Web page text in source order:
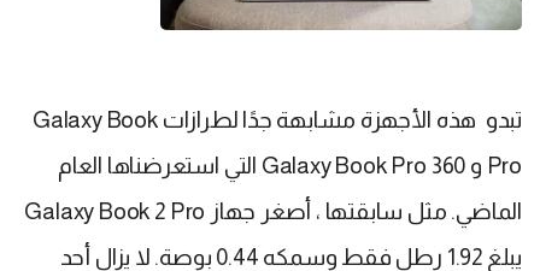
تبدو هذه الأجهزة مشابهة جدًا لطرازات Galaxy Book
Pro و Galaxy Book Pro 360 التي استعرضناها العام
الماضي. مثل سابقتها ، أصغر جهاز Galaxy Book 2 Pro
يبلغ 1.92 رطل فقط وسمكه 0.44 بوصة. لا يزال أحد